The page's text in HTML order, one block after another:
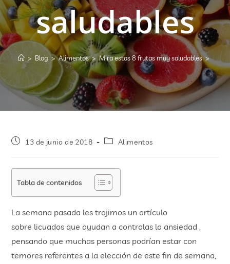
saludables
> Blog > Alimentos > Mira estas 8 frutas muy saludables >
13 de junio de 2018 Alimentos
Tabla de contenidos
La semana pasada les trajimos un artículo
sobre licuados que ayudan a controlas la ansiedad ,
pensando que muchas personas podrían estar con
temores referentes a la elección de este fin de semana,